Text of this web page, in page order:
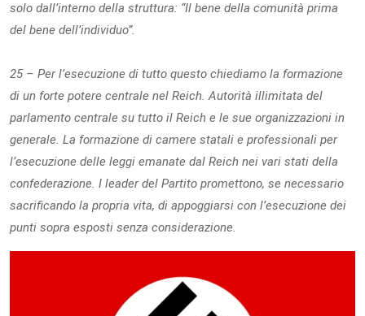
solo dall’interno della struttura: “Il bene della comunità prima
del bene dell’individuo”.
25 – Per l’esecuzione di tutto questo chiediamo la formazione
di un forte potere centrale nel Reich. Autorità illimitata del
parlamento centrale su tutto il Reich e le sue organizzazioni in
generale. La formazione di camere statali e professionali per
l’esecuzione delle leggi emanate dal Reich nei vari stati della
confederazione. I leader del Partito promettono, se necessario
sacrificando la propria vita, di appoggiarsi con l’esecuzione dei
punti sopra esposti senza considerazione.